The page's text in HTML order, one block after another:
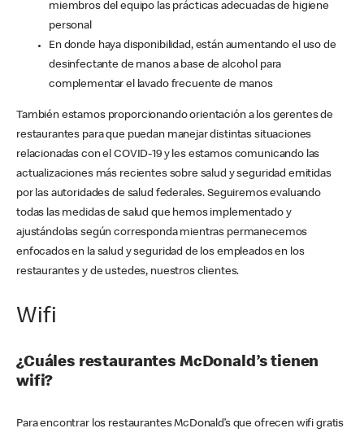
miembros del equipo las prácticas adecuadas de higiene
personal
En donde haya disponibilidad, están aumentando el uso de
desinfectante de manos a base de alcohol para
complementar el lavado frecuente de manos
También estamos proporcionando orientación a los gerentes de
restaurantes para que puedan manejar distintas situaciones
relacionadas con el COVID-19 y les estamos comunicando las
actualizaciones más recientes sobre salud y seguridad emitidas
por las autoridades de salud federales. Seguiremos evaluando
todas las medidas de salud que hemos implementado y
ajustándolas según corresponda mientras permanecemos
enfocados en la salud y seguridad de los empleados en los
restaurantes y de ustedes, nuestros clientes.
Wifi
¿Cuáles restaurantes McDonald’s tienen
wifi?
Para encontrar los restaurantes McDonald’s que ofrecen wifi gratis